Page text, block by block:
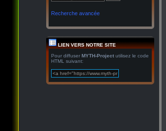
Recherche avancée
LIEN VERS NOTRE SITE
Pour diffuser MYTH-Projectutilisez le code
HTML suivant: